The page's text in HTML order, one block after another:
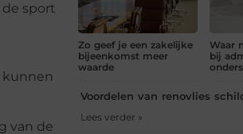
sport
kunnen
van de
Zo geef je een zakelijke
bijeenkomst meer
waarde
Waar
bij
Voordelen van renovlies
Lees verder »